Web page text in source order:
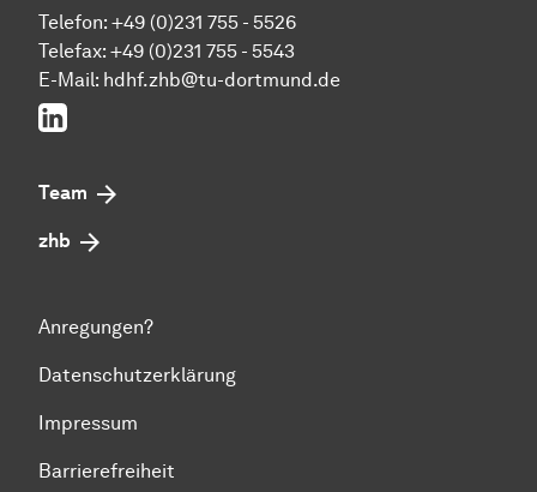
Telefon: +49 (0)231 755 - 5526
Telefax: +49 (0)231 755 - 5543
E-Mail: hdhf.zhb@tu-dortmund.de
LinkedIn
Team
zhb
Anregungen?
Datenschutzerklärung
Impressum
Barrierefreiheit